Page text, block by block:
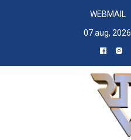
WEBMAIL
07 aug, 2026